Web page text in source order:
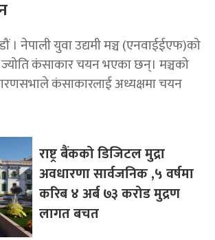
। नेपाली युवा उद्यमी मञ्च (एनवाईईएफ)को
कंसाकार चयन भएका छन्। मञ्चको
कंसाकारलाई अध्यक्षमा चयन
राष्ट्र बैंकको डिजिटल मुद्रा
अवधारणा सार्वजनिक ,५ वर्षमा
करिब ४ अर्ब ७३ करोड मुद्रण
लागत बचत